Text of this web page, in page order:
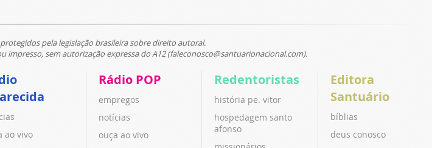
pela legislação brasileira sobre direito autoral.
sem autorização expressa do A12 (faleconosco@santuarionacional.com).
ao vivo
Rádio POP
empregos
notícias
ouça ao vivo
Redentoristas
história pe. vitor
hospedagem santo
afonso
Editora
Santuário
bíblias
deus conosco